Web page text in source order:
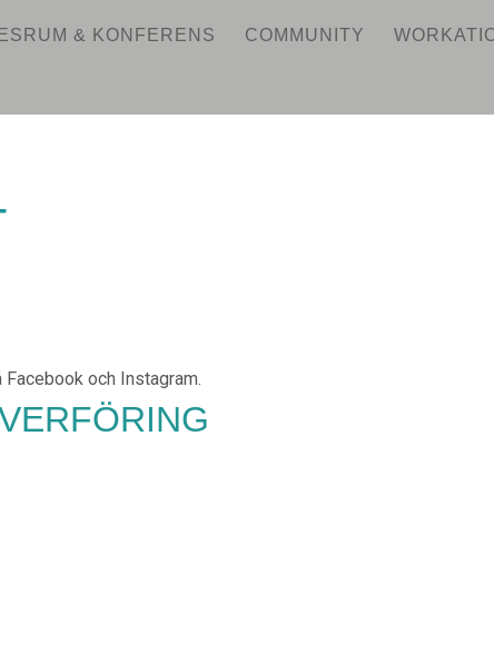
& KONFERENS COMMUNITY
och Instagram.